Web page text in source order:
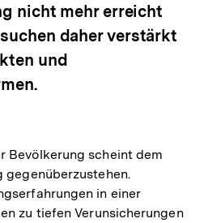
nicht mehr erreicht
daher verstärkt
und
Bevölkerung scheint dem
in einer
zu tiefen Verunsicherungen